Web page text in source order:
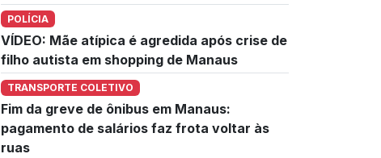
POLÍCIA
VÍDEO: Mãe atípica é agredida após crise de
filho autista em shopping de Manaus
TRANSPORTE COLETIVO
Fim da greve de ônibus em Manaus:
pagamento de salários faz frota voltar às
ruas